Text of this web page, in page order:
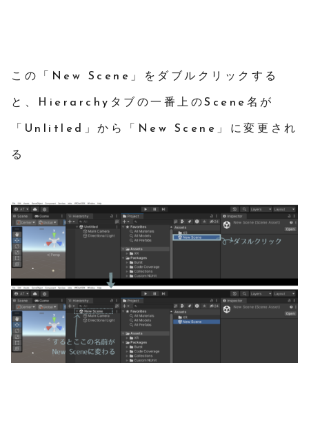
この「New Scene」をダブルクリックする
と、Hierarchyタブの一番上のScene名が
「Unlitled」から「New Scene」に変更され
る